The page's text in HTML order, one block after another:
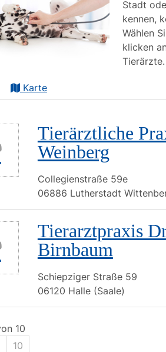
Stadt
kennen,
Wählen
klicken
Tierärzte.
Karte
Tierärztliche
Weinberg
Collegienstraße 59e
06886 Lutherstadt
Tierarztpraxis
Birnbaum
Schiepziger Straße 59
06120 Halle (Saale)
10
10